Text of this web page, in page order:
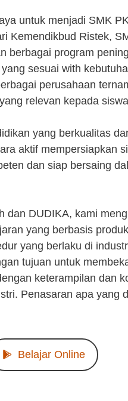
untuk menjadi SMK
Kemendikbud Ristek,
berbagai program
sesuai with
perusahaan
relevan kepada
yang berkualitas
aktif mempersiapkan
dan siap bersaing
dan DUDIKA, kami
yang berbasis
yang berlaku di
tujuan untuk
keterampilan dan
Penasaran apa yang
Belajar Online